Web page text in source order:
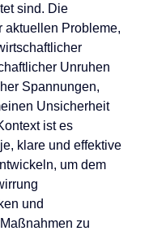
sind. Die
aktuellen Probleme,
Unruhen
Spannungen,
Unsicherheit
ist es
klare und effektive
um dem
und
zu